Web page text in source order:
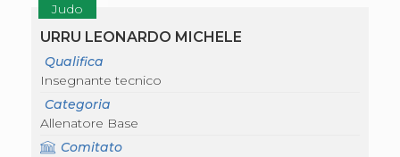
Judo
URRU LEONARDO MICHELE
Qualifica
Insegnante tecnico
Categoria
Allenatore Base
Comitato